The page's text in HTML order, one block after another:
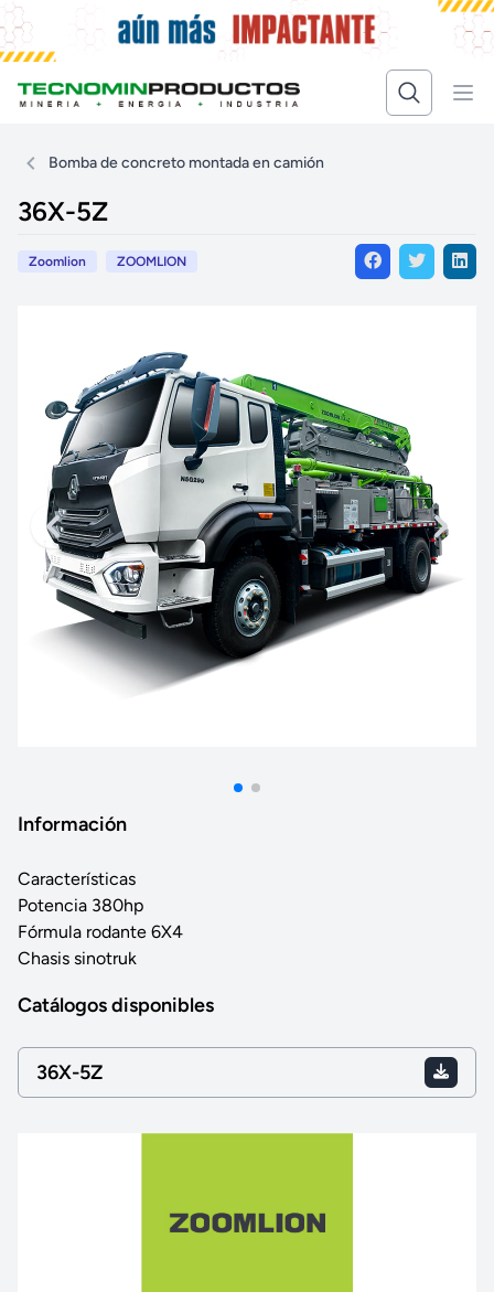
Bomba de concreto montada en camión
36X-5Z
Zoomlion ZOOMLION
Información
Características
Potencia 380hp
Fórmula rodante 6X4
Chasis sinotruk
Catálogos disponibles
36X-5Z